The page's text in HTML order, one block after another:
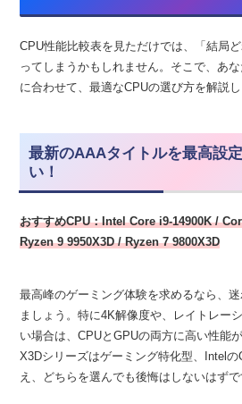
CPU性能比較表を見ただけでは、「結局
ってしまうかもしれません。そこで、あ
に合わせて、最適なCPUの選び方を解説し
最新のAAAタイトルを最高設
い！
おすすめCPU：Intel Core i9-14900K /
Ryzen 9 9950X3D / Ryzen 7 9800X3D
最高峰のゲーミング体験を求めるなら、
ましょう。特に4K解像度や、レイトレー
い場合は、CPUとGPUの両方に高い性能
X3Dシリーズはゲーミング特化型、Intel
え、どちらを選んでも後悔はしないはずで